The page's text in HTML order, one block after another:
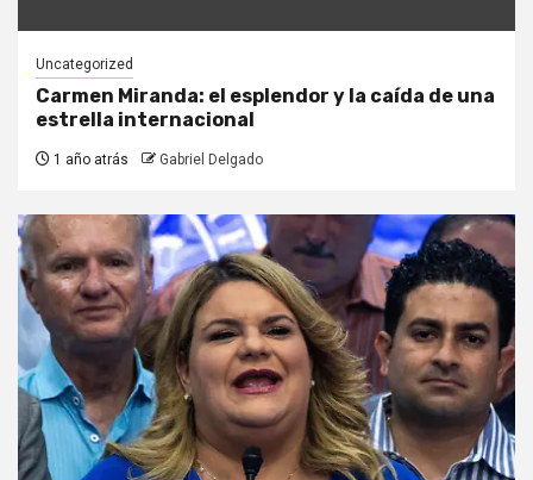
Uncategorized
Carmen Miranda: el esplendor y la caída de una
estrella internacional
1 año atrás Gabriel Delgado